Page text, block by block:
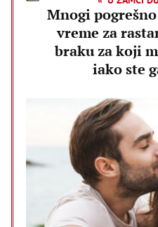
Mnogi
vreme za
braku za koji
iako ste